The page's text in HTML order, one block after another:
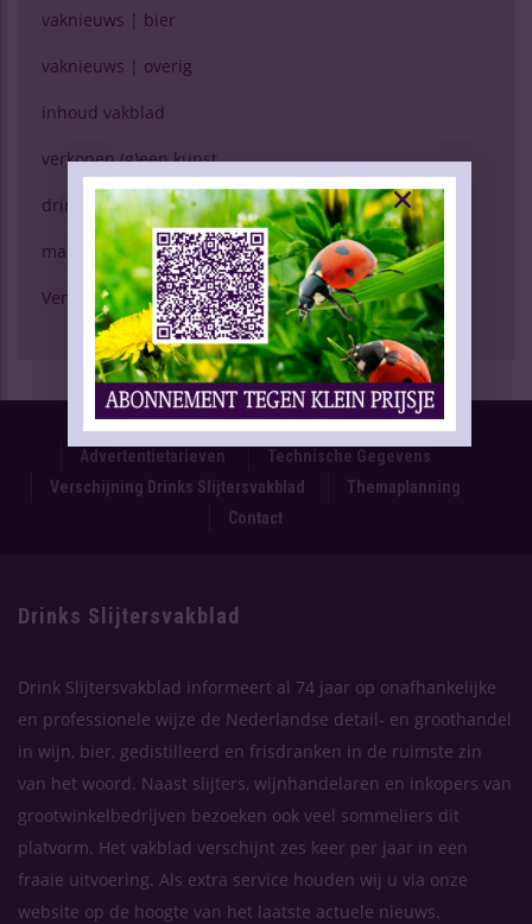
vaknieuws | bier
vaknieuws | overig
inhoud vakblad
verkopen (g)een kunst
drinken & gezondheid
marktspiegel
Verschijning Drinks Slijtersvakblad
Proefnummer
Oplage & Verspreiding
Advertentietarieven
Technische Gegevens
Verschijning Drinks Slijtersvakblad
Themaplanning
Contact
Drinks Slijtersvakblad
Drink Slijtersvakblad informeert al 74 jaar op onafhankelijke
en professionele wijze de Nederlandse detail- en groothandel
in wijn, bier, gedistilleerd en frisdranken in de ruimste zin
van het woord. Naast slijters, wijnhandelaren en inkopers van
grootwinkelbedrijven bezoeken ook veel sommeliers dit
platvorm. Het vakblad verschijnt zes keer per jaar in een
fraaie uitvoering. Als extra service houden wij u via onze
website op de hoogte van het laatste actuele nieuws.